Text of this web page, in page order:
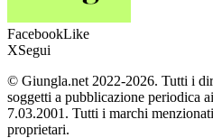
FacebookLike
XSegui
© Giungla.net 2022-2026. Tutti i
soggetti a pubblicazione periodica
7.03.2001. Tutti i marchi
proprietari.